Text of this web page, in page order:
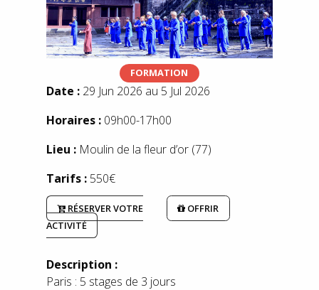
FORMATION
Date :29 Jun 2026 au 5 Jul 2026
Horaires :09h00-17h00
Lieu : Moulin de la fleur d’or (77)
Tarifs : 550€
RÉSERVER VOTRE
ACTIVITÉ
OFFRIR
Description :
Paris : 5 stages de 3 jours